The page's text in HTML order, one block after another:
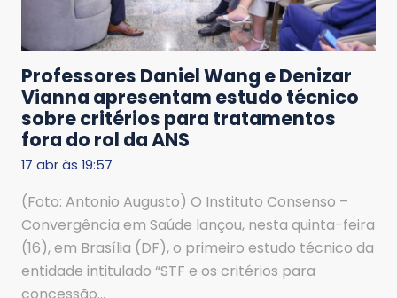
Professores Daniel Wang e Denizar
Vianna apresentam estudo técnico
sobre critérios para tratamentos
fora do rol da ANS
17 abr às 19:57
(Foto: Antonio Augusto) O Instituto Consenso –
Convergência em Saúde lançou, nesta quinta-feira
(16), em Brasília (DF), o primeiro estudo técnico da
entidade intitulado “STF e os critérios para
concessão…